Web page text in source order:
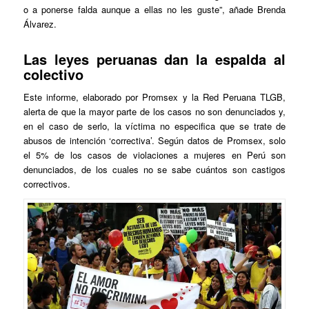
o a ponerse falda aunque a ellas no les guste”, añade Brenda
Álvarez.
Las leyes peruanas dan la espalda al
colectivo
Este informe, elaborado por Promsex y la Red Peruana TLGB,
alerta de que la mayor parte de los casos no son denunciados y,
en el caso de serlo, la víctima no especifica que se trate de
abusos de intención ‘correctiva’. Según datos de Promsex, solo
el 5% de los casos de violaciones a mujeres en Perú son
denunciados, de los cuales no se sabe cuántos son castigos
correctivos.